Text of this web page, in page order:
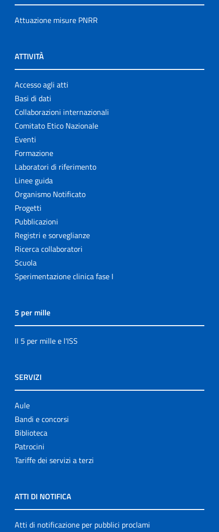
Attuazione misure PNRR
ATTIVITÀ
Accesso agli atti
Basi di dati
Collaborazioni internazionali
Comitato Etico Nazionale
Eventi
Formazione
Laboratori di riferimento
Linee guida
Organismo Notificato
Progetti
Pubblicazioni
Registri e sorveglianze
Ricerca collaboratori
Scuola
Sperimentazione clinica fase I
5 per mille
Il 5 per mille e l'ISS
SERVIZI
Aule
Bandi e concorsi
Biblioteca
Patrocini
Tariffe dei servizi a terzi
ATTI DI NOTIFICA
Atti di notificazione per pubblici proclami